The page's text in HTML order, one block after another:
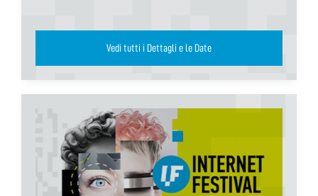
Vedi tutti i Dettagli e le Date